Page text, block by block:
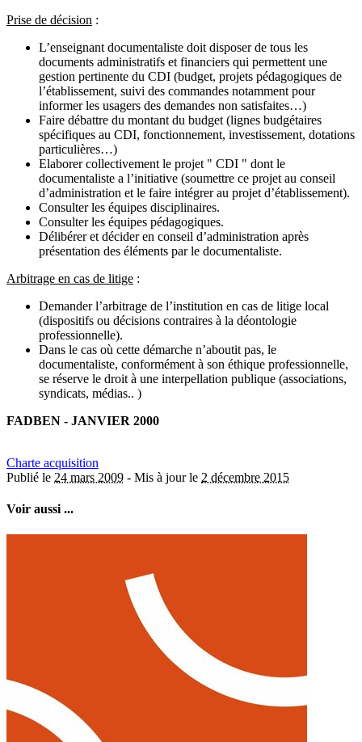
Prise de décision :
L’enseignant documentaliste doit disposer de tous les
documents administratifs et financiers qui permettent une
gestion pertinente du CDI (budget, projets pédagogiques de
l’établissement, suivi des commandes notamment pour
informer les usagers des demandes non satisfaites…)
Faire débattre du montant du budget (lignes budgétaires
spécifiques au CDI, fonctionnement, investissement, dotations
particulières…)
Elaborer collectivement le projet " CDI " dont le
documentaliste a l’initiative (soumettre ce projet au conseil
d’administration et le faire intégrer au projet d’établissement).
Consulter les équipes disciplinaires.
Consulter les équipes pédagogiques.
Délibérer et décider en conseil d’administration après
présentation des éléments par le documentaliste.
Arbitrage en cas de litige :
Demander l’arbitrage de l’institution en cas de litige local
(dispositifs ou décisions contraires à la déontologie
professionnelle).
Dans le cas où cette démarche n’aboutit pas, le
documentaliste, conformément à son éthique professionnelle,
se réserve le droit à une interpellation publique (associations,
syndicats, médias.. )
FADBEN - JANVIER 2000
Charte acquisition
Publié le 24 mars 2009 - Mis à jour le 2 décembre 2015
Voir aussi ...